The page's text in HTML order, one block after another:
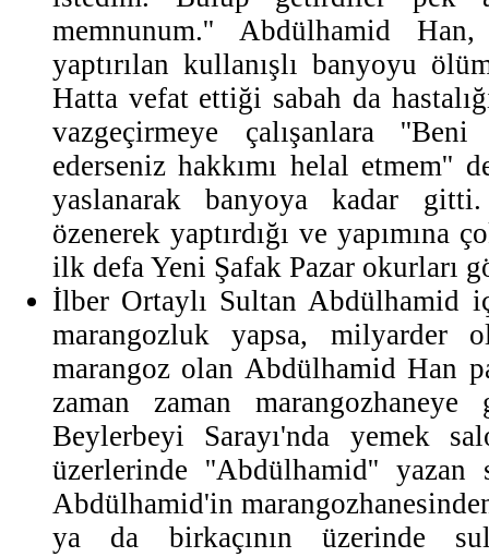
memnunum.'' Abdülhamid
yaptırılan kullanışlı banyoyu
Hatta vefat ettiği sabah da
vazgeçirmeye çalışanlara
ederseniz hakkımı helal etmem''
yaslanarak banyoya kadar
özenerek yaptırdığı ve yapımına
ilk defa Yeni Şafak Pazar okurları
İlber Ortaylı Sultan Abdülhamid
marangozluk yapsa,
marangoz olan Abdülhamid Han
zaman zaman marangozhaneye
Beylerbeyi Sarayı'nda yemek
üzerlerinde ''Abdülhamid'' yazan
Abdülhamid'in
ya da birkaçının üzerinde